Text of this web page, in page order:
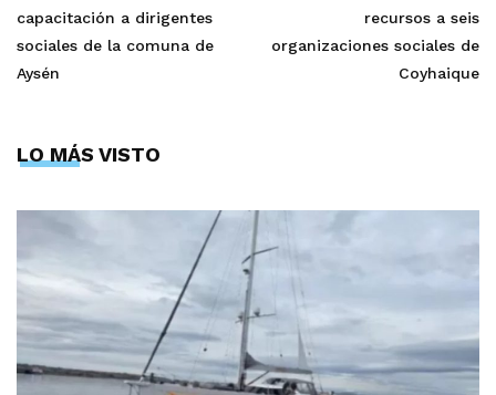
capacitación a dirigentes
sociales de la comuna de
Aysén
recursos a seis
organizaciones sociales de
Coyhaique
LO MÁS VISTO